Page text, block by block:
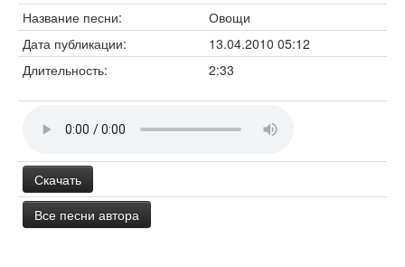
Название песни:
Овощи
Дата публикации:
13.04.2010 05:12
Длительность:
2:33
Скачать
Все песни автора